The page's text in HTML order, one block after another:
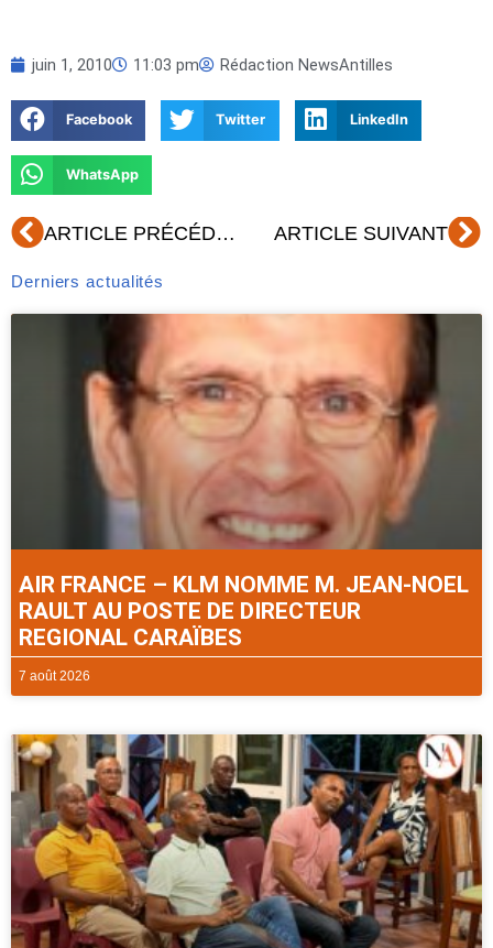
juin 1, 2010 11:03 pm Rédaction NewsAntilles
Facebook Twitter LinkedIn
WhatsApp
Précédent ARTICLE PRÉCÉDENT ARTICLE SUIVANT
Derniers actualités
AIR FRANCE – KLM NOMME M. JEAN-NOEL
RAULT AU POSTE DE DIRECTEUR
REGIONAL CARAÏBES
7 août 2026